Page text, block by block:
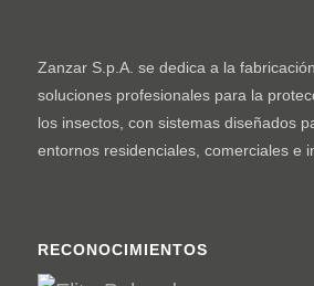
Zanzar S.p.A. se dedica a la
soluciones profesionales para la
los insectos, con sistemas diseñados
entornos residenciales, comerciales e
RECONOCIMIENTOS